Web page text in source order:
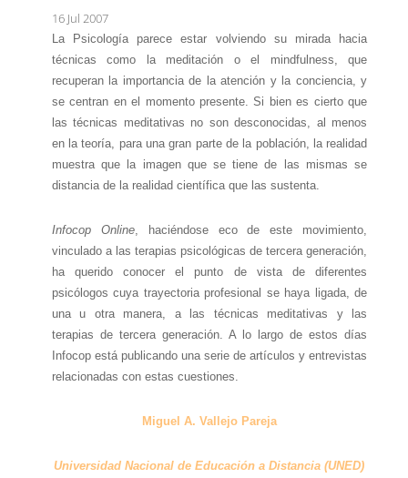
16 Jul 2007
La Psicología parece estar volviendo su mirada hacia
técnicas como la meditación o el mindfulness, que
recuperan la importancia de la atención y la conciencia, y
se centran en el momento presente. Si bien es cierto que
las técnicas meditativas no son desconocidas, al menos
en la teoría, para una gran parte de la población, la realidad
muestra que la imagen que se tiene de las mismas se
distancia de la realidad científica que las sustenta.
Infocop Online, haciéndose eco de este movimiento,
vinculado a las terapias psicológicas de tercera generación,
ha querido conocer el punto de vista de diferentes
psicólogos cuya trayectoria profesional se haya ligada, de
una u otra manera, a las técnicas meditativas y las
terapias de tercera generación. A lo largo de estos días
Infocop está publicando una serie de artículos y entrevistas
relacionadas con estas cuestiones.
Miguel A. Vallejo Pareja
Universidad Nacional de Educación a Distancia (UNED)